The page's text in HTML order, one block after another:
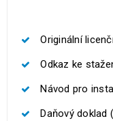
Originální
Odkaz ke
Návod pro
Daňový doklad